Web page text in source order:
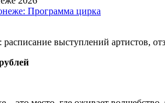
выступлений артистов,